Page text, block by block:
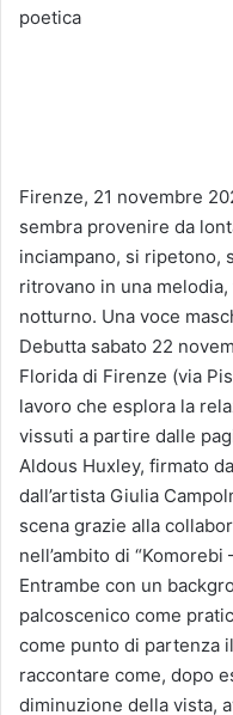
poetica
Firenze, 21 novembre
sembra provenire da
inciampano, si ripetono,
ritrovano in una
notturno. Una voce
Debutta sabato 22
Florida di Firenze (via
lavoro che esplora la
vissuti a partire dalle
Aldous Huxley, firmato
dall’artista Giulia
scena grazie alla
nell’ambito di “Komorebi
Entrambe con un
palcoscenico come
come punto di partenza
raccontare come, dopo
diminuzione della vista,